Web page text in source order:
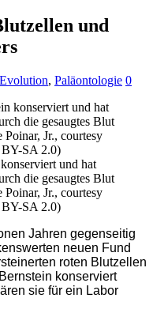
und
, Paläontologie 0
und hat
die gesaugtes Blut
Jr., courtesy
SA 2.0)
Jahren gegenseitig
neuen Fund
roten Blutzellen
konserviert
sie für ein Labor